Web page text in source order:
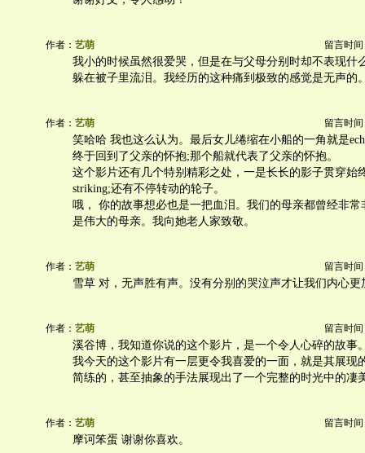
作者： 艺萌 留言时间
我小的时候虽然很爱哭，但是在与父母分别时却不表现什
躲在被子里流泪。我经历的这种痛到极致的感觉是无声的
作者： 艺萌 留言时间
笑哈哈 我也这么认为。最后女儿绻缩在小船的一角就是
终于回到了父亲的怀抱;那个船就代表了父亲的怀抱。
这个影片还有几个特别精彩之处，一是长长的影子贯穿始
striking;还有不停转动的轮子。
哦， 你的故事想必也是一把血泪。我们的母亲都曾经非常
是伟大的母亲。我向她老人家致敬。
作者： 艺萌 留言时间
雪草 对，无声胜有声。没有分别的哭泣声才让我们内心更
作者： 艺萌 留言时间
溪谷博，我知道你说的这个影片，是一个令人心碎的故事
我今天的这个影片有一层更令我喜爱的一面，就是其展现
简练的，甚至抽象的手法展现出了一个完整的时光中的凄
作者： 艺萌 留言时间
摩诃笨蛋 谢谢你喜欢。